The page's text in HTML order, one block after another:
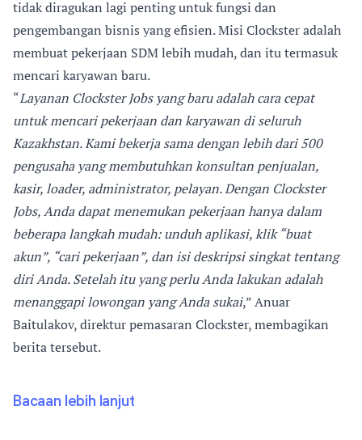
tidak diragukan lagi penting untuk fungsi dan
pengembangan bisnis yang efisien. Misi Clockster adalah
membuat pekerjaan SDM lebih mudah, dan itu termasuk
mencari karyawan baru.
“Layanan Clockster Jobs yang baru adalah cara cepat
untuk mencari pekerjaan dan karyawan di seluruh
Kazakhstan. Kami bekerja sama dengan lebih dari 500
pengusaha yang membutuhkan konsultan penjualan,
kasir, loader, administrator, pelayan. Dengan Clockster
Jobs, Anda dapat menemukan pekerjaan hanya dalam
beberapa langkah mudah: unduh aplikasi, klik “buat
akun”, “cari pekerjaan”, dan isi deskripsi singkat tentang
diri Anda. Setelah itu yang perlu Anda lakukan adalah
menanggapi lowongan yang Anda sukai,” Anuar
Baitulakov, direktur pemasaran Clockster, membagikan
berita tersebut.
Bacaan lebih lanjut